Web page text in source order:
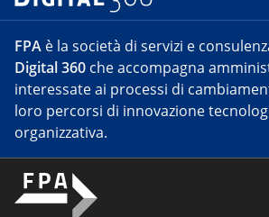
FPA è la società di servizi e
Digital 360 che accompagna
interessate ai processi di
loro percorsi di innovazione
organizzativa.